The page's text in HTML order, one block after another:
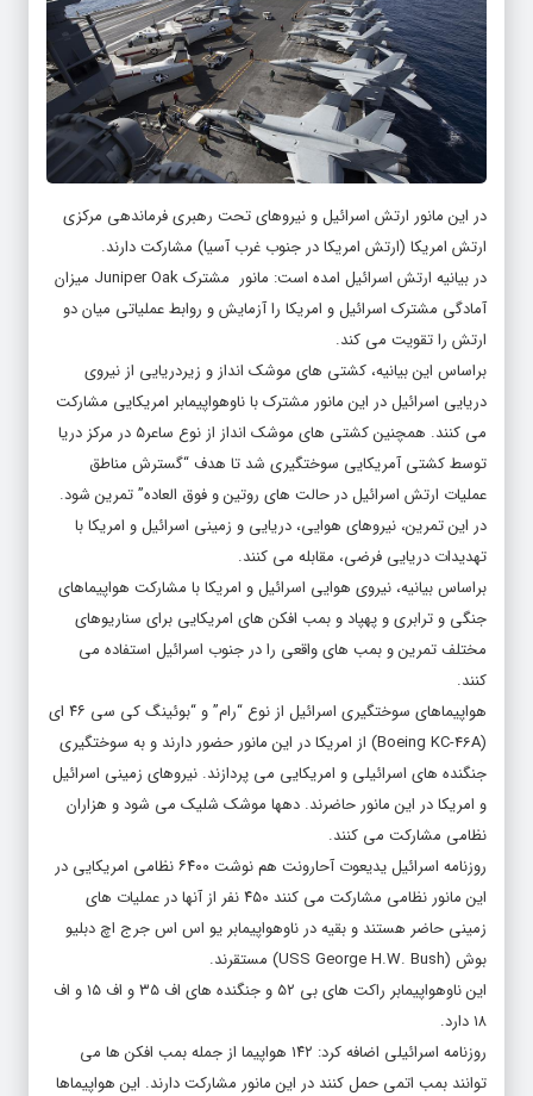
در این مانور ارتش اسرائیل و نیروهای تحت رهبری فرماندهی مرکزی
ارتش امریکا (ارتش امریکا در جنوب غرب آسیا)‌ مشارکت دارند.
آمادگی مشترک اسرائیل و امریکا را آزمایش و روابط عملیاتی میان دو
ارتش را تقویت می کند.
براساس این بیانیه،‌ کشتی های موشک انداز و زیردریایی از نیروی
دریایی اسرائیل در این مانور مشترک با ناوهواپیمابر امریکایی مشارکت
می کنند. همچنین کشتی های موشک انداز از نوع ساعر۵ در مرکز دریا
توسط کشتی آمریکایی سوختگیری شد تا هدف “گسترش مناطق
عملیات ارتش اسرائیل در حالت های روتین و فوق العاده” تمرین شود.
در این تمرین، نیروهای هوایی، دریایی و زمینی اسرائیل و امریکا با
تهدیدات دریایی فرضی، مقابله می کنند.
براساس بیانیه، نیروی هوایی اسرائیل و امریکا با مشارکت هواپیماهای
جنگی و ترابری و پهپاد و بمب افکن های امریکایی برای سناریوهای
مختلف تمرین و بمب های واقعی را در جنوب اسرائیل استفاده می
کنند.
(Boeing KC-46A) از امریکا در این مانور حضور دارند و به سوختگیری
جنگنده های اسرائیلی و امریکایی می پردازند. نیروهای زمینی اسرائیل
و امریکا در این مانور حاضرند. دهها موشک شلیک می شود و هزاران
نظامی مشارکت می کنند.
این مانور نظامی مشارکت می کنند ۴۵۰ نفر از آنها در عملیات های
زمینی حاضر هستند و بقیه در ناوهواپیمابر یو اس اس جرج اچ دبلیو
بوش (USS George H.W. Bush) مستقرند.
۱۸ دارد.
توانند بمب اتمی حمل کنند در این مانور مشارکت دارند. این هواپیماها
درباره الگوهای حمله به ایران آموزش می بینند. نیروها برای سناریوی